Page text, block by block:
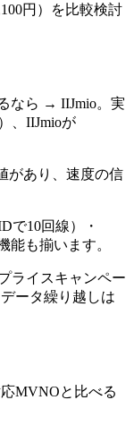
円）を比較検討
なら → IIJmio。実
、IIJmioが
があり、速度の信
で10回線）・
能も揃います。
ライスキャンペー
ータ繰り越しは
MVNOと比べる